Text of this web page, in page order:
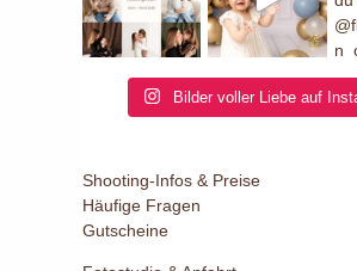
Bilder voller Liebe auf
Shooting-Infos & Preise
Häufige Fragen
Gutscheine